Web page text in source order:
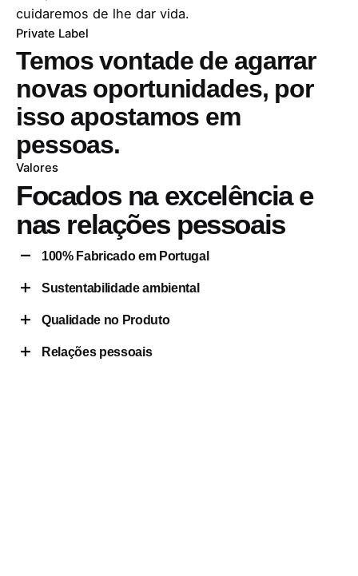
cuidaremos de lhe dar vida.
Private Label
Temos vontade de agarrar
novas oportunidades, por
isso apostamos em
pessoas.
Valores
Focados na excelênciae
nas relações pessoais
100% Fabricado em Portugal
Apostamos em peças de fabrico próprio e 100%
produzidas em Portugal. Queremos impulsionar a
nossos colaboradores, parceiros e clientes.
Sustentabilidade ambiental
Tendo sempre como preocupação o meio
ambiente, selecionamos cuidadosamente os
Qualidade no Produto
Todas as roupas são cortadas, costuradas e
Relações pessoais